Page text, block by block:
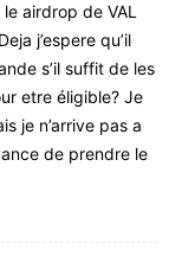
airdrop de VAL
j’espere qu’il
s’il suffit de les
etre éligible? Je
je n’arrive pas a
de prendre le